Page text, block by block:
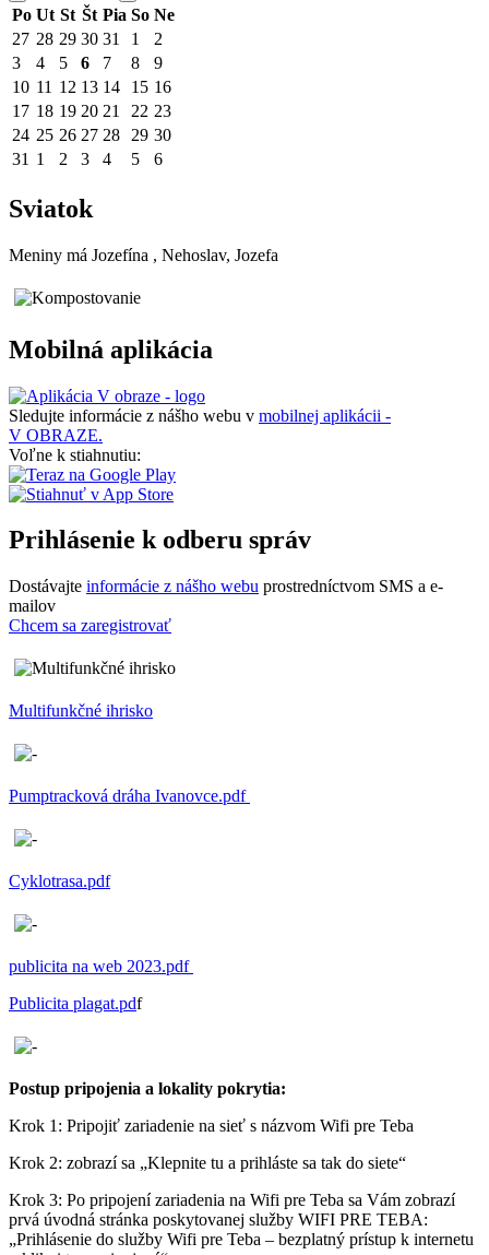
Po Ut St Št Pia So Ne
27 28 29 30 31 1
2
3
4 5 6 7 8
9
10 11 12 13 14 15 16
17 18 19 20 21 22 23
24 25 26 27 28 29 30
31 1 2 3 4 5 6
Sviatok
Meniny má Jozefína , Nehoslav, Jozefa
Mobilná aplikácia
Sledujte informácie z nášho webu v mobilnej aplikácii -
V OBRAZE.
Voľne k stiahnutiu:
Prihlásenie k odberu správ
Dostávajte informácie z nášho webu prostredníctvom SMS a e-
mailov
Chcem sa zaregistrovať
Multifunkčné ihrisko
Pumptracková dráha Ivanovce.pdf
Cyklotrasa.pdf
publicita na web 2023.pdf
Publicita plagat.pdf
Postup pripojenia a lokality pokrytia:
Krok 1: Pripojiť zariadenie na sieť s názvom Wifi pre Teba
Krok 2: zobrazí sa „Klepnite tu a prihláste sa tak do siete“
Krok 3: Po pripojení zariadenia na Wifi pre Teba sa Vám zobrazí
prvá úvodná stránka poskytovanej služby WIFI PRE TEBA:
„Prihlásenie do služby Wifi pre Teba – bezplatný prístup k internetu